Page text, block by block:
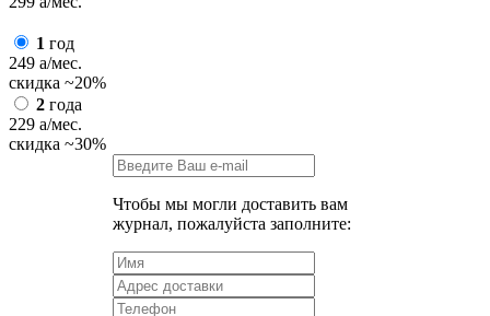
1 год
249 a/мес.
скидка ~20%
2 года
229 a/мес.
скидка ~30%
Чтобы мы могли доставить вам
журнал, пожалуйста заполните: